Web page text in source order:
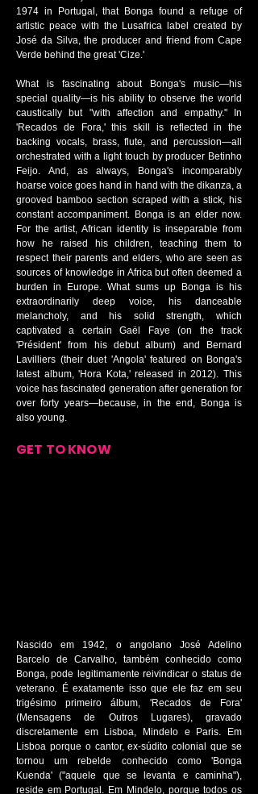
1974 in Portugal, that Bonga found a refuge of
artistic peace with the Lusafrica label created by
José da Silva, the producer and friend from Cape
Verde behind the great 'Cize.'
What is fascinating about Bonga's music—his
special quality—is his ability to observe the world
caustically but "with affection and empathy." In
'Recados de Fora,' this skill is reflected in the
backing vocals, brass, flute, and percussion—all
orchestrated with a light touch by producer Betinho
Feijo. And, as always, Bonga's incomparably
hoarse voice goes hand in hand with the dikanza, a
grooved bamboo section scraped with a stick, his
constant accompaniment. Bonga is an elder now.
For the artist, African identity is inseparable from
how he raised his children, teaching them to
respect their parents and elders, who are seen as
sources of knowledge in Africa but often deemed a
burden in Europe. What sums up Bonga is his
extraordinarily deep voice, his danceable
melancholy, and his solid strength, which
captivated a certain Gaël Faye (on the track
'Président' from his debut album) and Bernard
Lavilliers (their duet 'Angola' featured on Bonga's
latest album, 'Hora Kota,' released in 2012). This
voice has fascinated generation after generation for
over forty years—because, in the end, Bonga is
also young.
GET TO KNOW
Nascido em 1942, o angolano José Adelino
Barcelo de Carvalho, também conhecido como
Bonga, pode legitimamente reivindicar o status de
veterano. É exatamente isso que ele faz em seu
trigésimo primeiro álbum, 'Recados de Fora'
(Mensagens de Outros Lugares), gravado
discretamente em Lisboa, Mindelo e Paris. Em
Lisboa porque o cantor, ex-súdito colonial que se
tornou um rebelde conhecido como 'Bonga
Kuenda' ("aquele que se levanta e caminha"),
reside em Portugal. Em Mindelo, porque todos os